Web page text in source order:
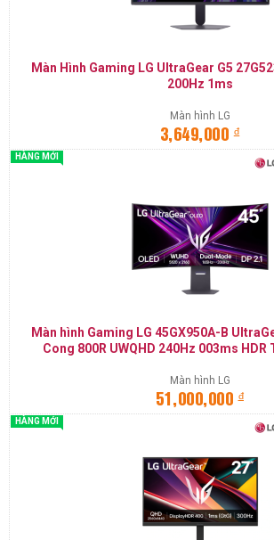
Màn Hình Gaming LG UltraGear G5
200Hz 1ms
Màn hình LG
3,649,000đ
HÀNG MỚI
Màn hình Gaming LG 45GX950A-B
Cong 800R UWQHD 240Hz 003ms HDR
Màn hình LG
51,000,000đ
HÀNG MỚI